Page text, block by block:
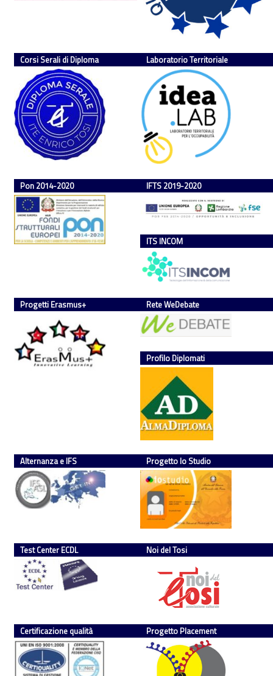
Corsi Serali di Diploma Laboratorio Territoriale
Pon 2014-2020 IFTS 2019-2020
ITS INCOM
Progetti Erasmus+ Rete WeDebate
Profilo Diplomati
Alternanza e IFS Progetto Io Studio
Test Center ECDL Noi del Tosi
Certificazione qualità Progetto Placement